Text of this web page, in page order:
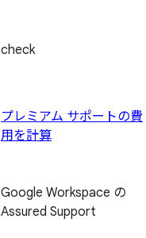
check
プレミアム サポートの費
用を計算
Google Workspace の
Assured Support